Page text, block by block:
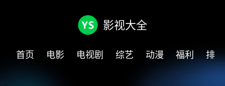
影视大全
首页 电影 电视剧 综艺 动漫 福利 排